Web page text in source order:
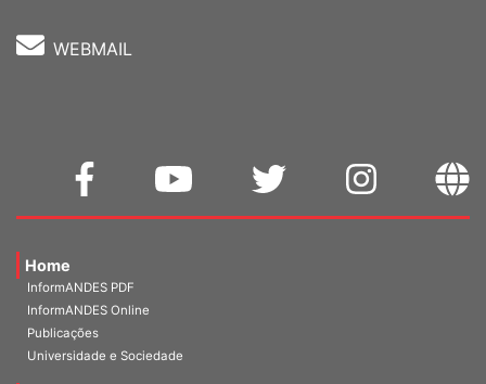
WEBMAIL
Home
InformANDES PDF
InformANDES Online
Publicações
Universidade e Sociedade